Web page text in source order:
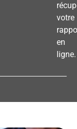
votre
en
ligne.